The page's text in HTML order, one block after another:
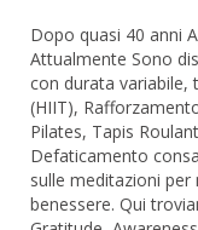
Dopo quasi 40 anni
Attualmente Sono
con durata variabile,
(HIIT),
Pilates, Tapis
Defaticamento
sulle meditazioni per
benessere. Qui